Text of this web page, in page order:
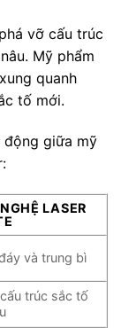
vỡ cấu trúc
Mỹ phẩm
quanh
tố mới.
động giữa mỹ
LASER
và trung bì
trúc sắc tố